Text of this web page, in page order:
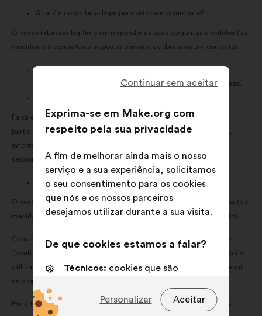
Qual é a nossa base legal para este processamento?
O nosso interesse legítimo em responder às suas perguntas e pedidos (ou
medidas pré-contratuais se posteriormente celebrarmos um contrato).
Coletar as interações dos usuários com as plataformas da
Make.org para fins de pesquisa científica, análise e estatísticas.
Faixa etária e género dos participantes, nível de escolaridade dos
participantes, informações socioprofissionais e sociodemográficas,
informações situacionais (relacionadas com o tema da consulta),
sessionId, reações às propostas, propostas submetidas à consulta.
Qual é a nossa base legal para este processamento?
O nosso interesse legítimo em responder às suas perguntas e pedidos (ou
medidas pré-contratuais se posteriormente celebrarmos um contrato).
Com exceção das categorias de dados pessoais identificadas como
facultativas, a recusa em fornecer os dados acima referidos impedirá o
utilizador de apresentar propostas a consulta (opção nº 1) e/ou de reagir
às propostas apresentadas para consulta (opção nº 2).
Por último, gerimos a relação contratual com os nossos clientes (os
Continuar sem aceitar
Exprima-se em Make.org com
respeito pela sua privacidade
A fim de melhorar ainda mais o nosso
serviço e a sua experiência, solicitamos
o seu consentimento para os cookies
que nós e os nossos parceiros
desejamos utilizar durante a sua visita.
De que cookies estamos a falar?
Técnicos: cookies que são
do sitio Internet
Aceitar
Personalizar